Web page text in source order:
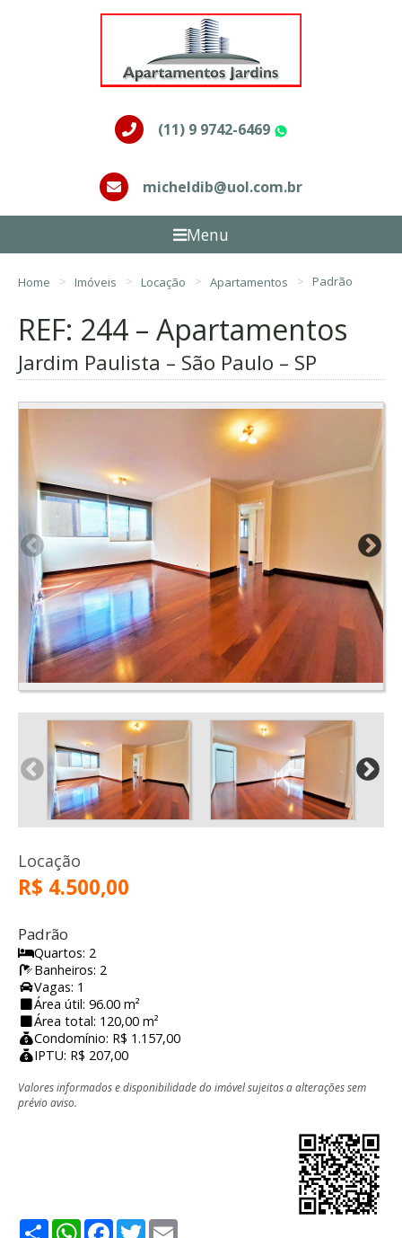
(11) 9 9742-6469
micheldib@uol.com.br
Menu
Home Imóveis Locação Apartamentos Padrão
REF: 244 – Apartamentos
Jardim Paulista – São Paulo – SP
Locação
R$ 4.500,00
Padrão
Quartos: 2
Banheiros: 2
Vagas: 1
Área útil: 96.00 m²
Área total: 120,00 m²
Condomínio: R$ 1.157,00
IPTU: R$ 207,00
Valores informados e disponibilidade do imóvel sujeitos a alterações sem
prévio aviso.
ShareWhatsApp
Facebook
Twitter